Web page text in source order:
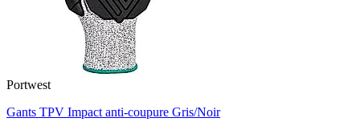
Portwest
Gants TPV Impact anti-coupure Gris/Noir